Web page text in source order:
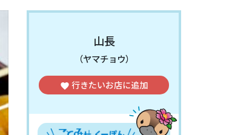
山長
（ヤマチョウ）
favorite 行きたいお店に追加